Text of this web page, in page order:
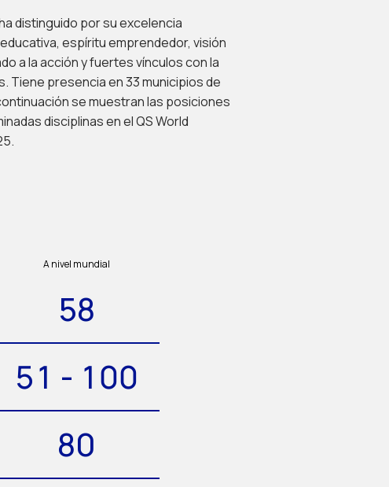
distinguido por su excelencia
espíritu emprendedor, visión
a la acción y fuertes vínculos con la
Tiene presencia en 33 municipios de
se muestran las posiciones
disciplinas en el QS World
A nivel mundial
58
51 - 100
80